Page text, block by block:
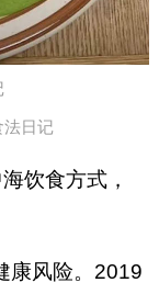
法日记‍‍‍
饮食方式，
康风险。2019